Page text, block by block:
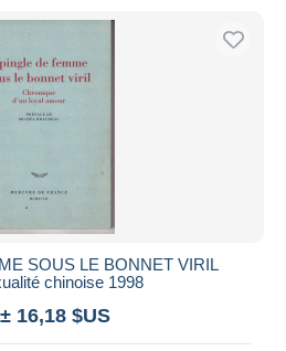
SOUS LE BONNET VIRIL
chinoise 1998
± 16,18 $US